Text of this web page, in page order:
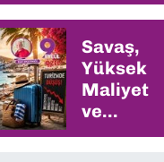
Savaş,
Yüksek
Maliyet
ve
Müşteri